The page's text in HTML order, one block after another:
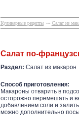
Кулинарные рецепты »» Салат из
Салат по-
Раздел: Салат из макарон
Способ приготовления:
Макароны отварить в
осторожно перемешать и
добавлением соли и
можно дополнительно